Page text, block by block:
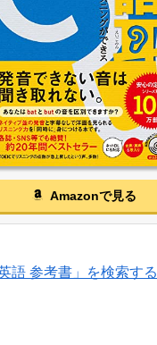
Amazonで見る
語 参考書」を検索する